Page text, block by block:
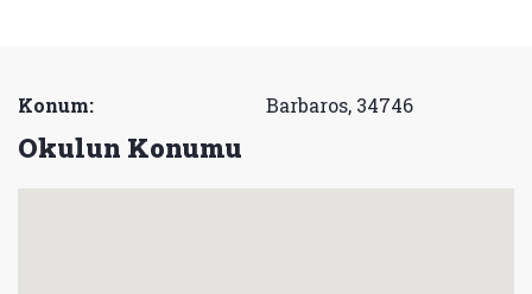
Konum: Barbaros, 34746
Okulun Konumu